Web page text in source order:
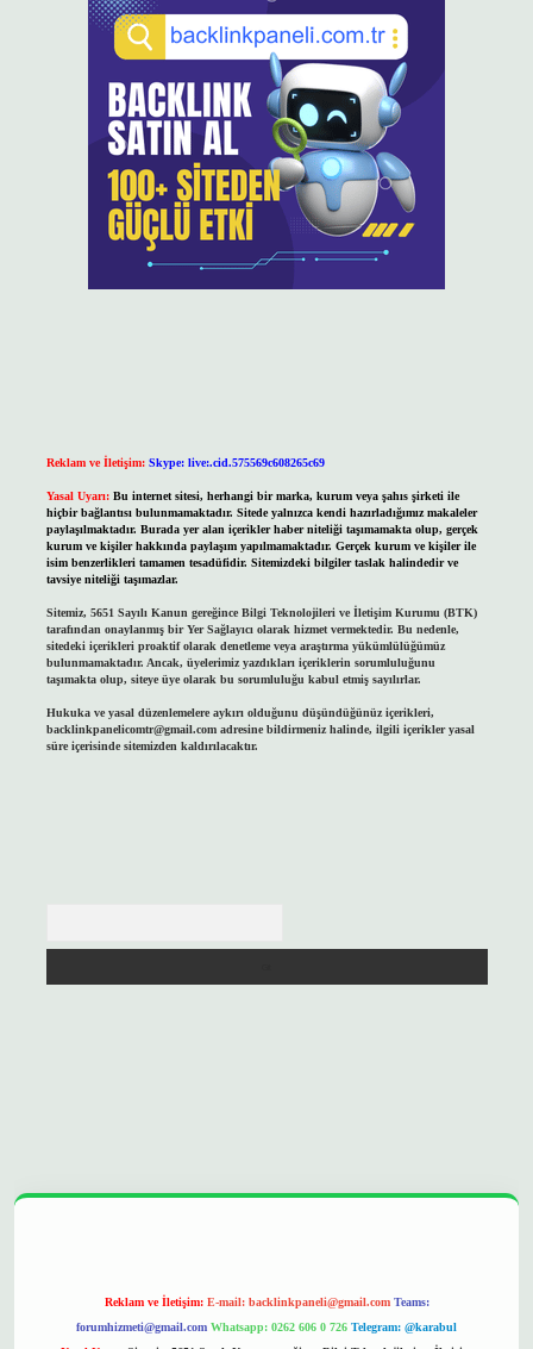
Reklam ve İletişim: Skype: live:.cid.575569c608265c69
Yasal Uyarı: Bu internet sitesi, herhangi bir marka, kurum veya şahıs şirketi ile
hiçbir bağlantısı bulunmamaktadır. Sitede yalnızca kendi hazırladığımız makaleler
paylaşılmaktadır. Burada yer alan içerikler haber niteliği taşımamakta olup, gerçek
kurum ve kişiler hakkında paylaşım yapılmamaktadır. Gerçek kurum ve kişiler ile
isim benzerlikleri tamamen tesadüfidir. Sitemizdeki bilgiler taslak halindedir ve
tavsiye niteliği taşımazlar.
Sitemiz, 5651 Sayılı Kanun gereğince Bilgi Teknolojileri ve İletişim Kurumu (BTK)
tarafından onaylanmış bir Yer Sağlayıcı olarak hizmet vermektedir. Bu nedenle,
sitedeki içerikleri proaktif olarak denetleme veya araştırma yükümlülüğümüz
bulunmamaktadır. Ancak, üyelerimiz yazdıkları içeriklerin sorumluluğunu
taşımakta olup, siteye üye olarak bu sorumluluğu kabul etmiş sayılırlar.
Hukuka ve yasal düzenlemelere aykırı olduğunu düşündüğünüz içerikleri,
backlinkpanelicomtr@gmail.comadresine bildirmeniz halinde, ilgili içerikler yasal
süre içerisinde sitemizden kaldırılacaktır.
Reklam ve İletişim: E-mail: backlinkpaneli@gmail.com Teams:
forumhizmeti@gmail.com Whatsapp: 0262 606 0 726 Telegram: @karabul